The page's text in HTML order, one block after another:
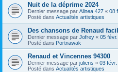
Nuit de la déprime 2024
Dernier message par Alinea 427 « 08
Posté dans Actualités artistiques
Des chansons de Renaud
Dernier message par Jofrey « 05
Posté dans Portnawak
Renaud et Vincennes 94300
Dernier message par juliens « 03
Posté dans Actualités artistiques